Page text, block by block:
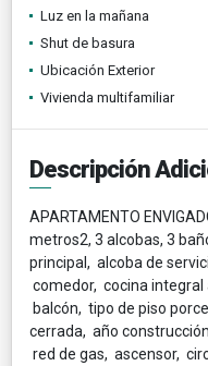
Luz en la mañana
Shut de basura
Ubicación Exterior
Vivienda multifamiliar
Descripción
APARTAMENTO
metros2, 3 alcobas, 3
principal, alcoba de
comedor, cocina integral
balcón, tipo de piso
cerrada, año
red de gas, ascensor,